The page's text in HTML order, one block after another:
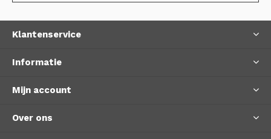
Klantenservice
Informatie
Mijn account
Over ons